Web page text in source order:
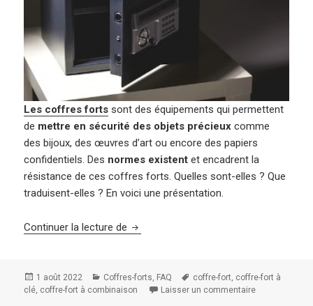
Les coffres forts sont des équipements qui permettent
de mettre en sécurité des objets précieux comme
des bijoux, des œuvres d’art ou encore des papiers
confidentiels. Des normes existent et encadrent la
résistance de ces coffres forts. Quelles sont-elles ? Que
traduisent-elles ? En voici une présentation.
Continuer la lecture de Comprendre les normes et
Publié
le
1 août 2022 Catégories
Coffres-forts, FAQ
Mots-
clés
coffre-fort, coffre-fort à
clé, coffre-fort à combinaison Laisser un commentaire